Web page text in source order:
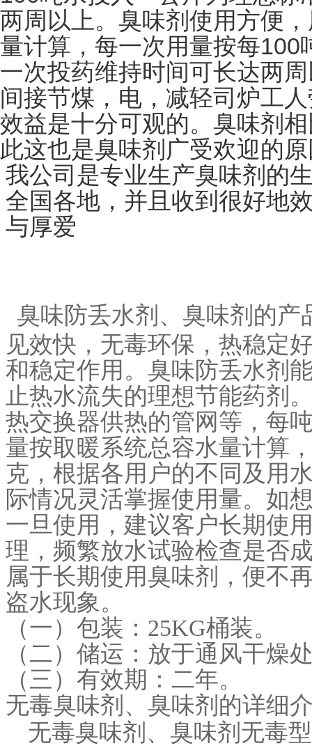
两周以上。臭味剂使用方便
量计算，每一次用量按每100
一次投药维持时间可长达两
间接节煤，电，减轻司炉工
效益是十分可观的。臭味剂
此这也是臭味剂广受欢迎的
我公司是专业生产臭味剂的
全国各地，并且收到很好地
与厚爱
臭味防丢水剂、臭味剂的
见效快，无毒环保，热稳定
和稳定作用。臭味防丢水剂
止热水流失的理想节能药剂
热交换器供热的管网等，每
量按取暖系统总容水量计算
克，根据各用户的不同及用
际情况灵活掌握使用量。如
一旦使用，建议客户长期使
理，频繁放水试验检查是否
属于长期使用臭味剂，便不
盗水现象。
（一）包装：25KG桶装。
（二）储运：放于通风干燥
（三）有效期：二年。
无毒臭味剂、臭味剂的详细
无毒臭味剂、臭味剂无毒